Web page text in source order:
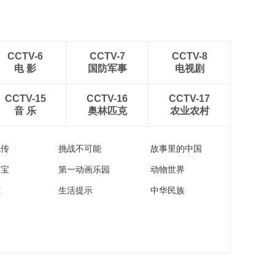
CCTV-6
电 影
CCTV-7
国防军事
CCTV-8
电视剧
CCTV-15
音 乐
CCTV-16
奥林匹克
CCTV-17
农业农村
挑战不可能 故事里的中国
第一动画乐园 动物世界
生活提示 中华民族